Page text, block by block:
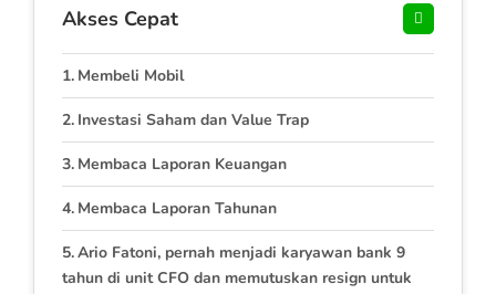
Akses Cepat
Membeli Mobil
Investasi Saham dan Value Trap
Membaca Laporan Keuangan
Membaca Laporan Tahunan
Ario Fatoni, pernah menjadi karyawan bank 9
tahun di unit CFO dan memutuskan resign untuk